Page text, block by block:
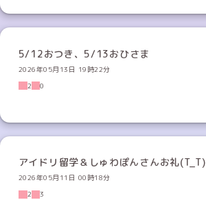
5/12おつき、5/13おひさま
2026年05月13日 19時22分
2
0
アイドリ留学＆しゅわぽんさんお礼(T_T)
2026年05月11日 00時18分
2
3